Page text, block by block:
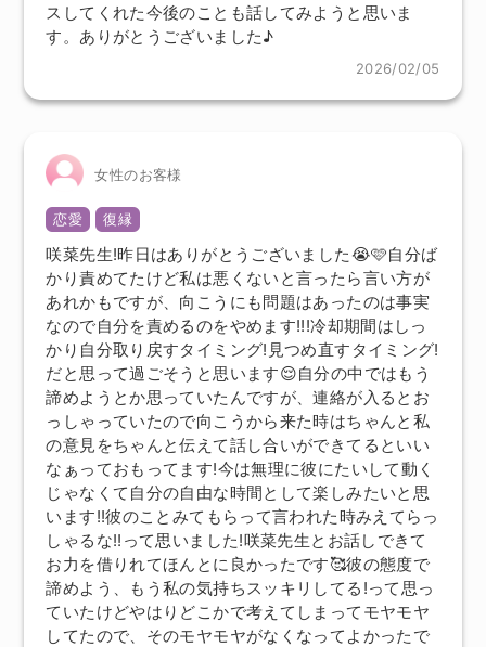
スしてくれた今後のことも話してみようと思いま
す。ありがとうございました♪
2026/02/05
女性のお客様
恋愛 復縁
咲菜先生!昨日はありがとうございました😭🩷自分ば
かり責めてたけど私は悪くないと言ったら言い方が
あれかもですが、向こうにも問題はあったのは事実
なので自分を責めるのをやめます!!!冷却期間はしっ
かり自分取り戻すタイミング!見つめ直すタイミング!
だと思って過ごそうと思います😌自分の中ではもう
諦めようとか思っていたんですが、連絡が入るとお
っしゃっていたので向こうから来た時はちゃんと私
の意見をちゃんと伝えて話し合いができてるといい
なぁっておもってます!今は無理に彼にたいして動く
じゃなくて自分の自由な時間として楽しみたいと思
います!!彼のことみてもらって言われた時みえてらっ
しゃるな!!って思いました!咲菜先生とお話しできて
お力を借りれてほんとに良かったです🥰彼の態度で
諦めよう、もう私の気持ちスッキリしてる!って思っ
ていたけどやはりどこかで考えてしまってモヤモヤ
してたので、そのモヤモヤがなくなってよかったで